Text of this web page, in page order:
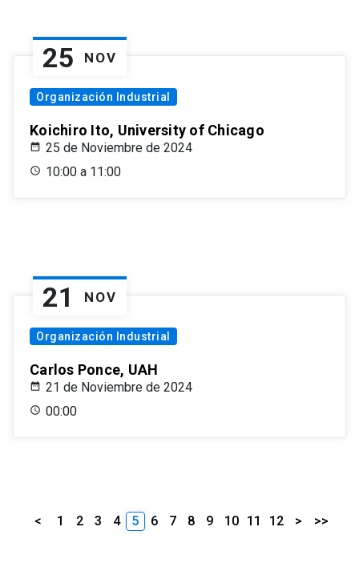
25 NOV
Organización Industrial
Koichiro Ito, University of Chicago
25 de Noviembre de 2024
10:00 a 11:00
21 NOV
Organización Industrial
Carlos Ponce, UAH
21 de Noviembre de 2024
00:00
< 1 2 3 4 5 6 7 8 9 10 11 12 > >>